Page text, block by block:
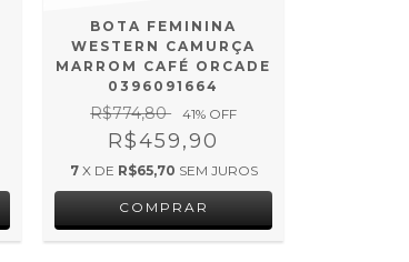
BOTA FEMININA
WESTERN CAMURÇA
MARROM CAFÉ ORCADE
0396091664
R$774,80 41% OFF
R$459,90
7 X DE R$65,70 SEM JUROS
COMPRAR